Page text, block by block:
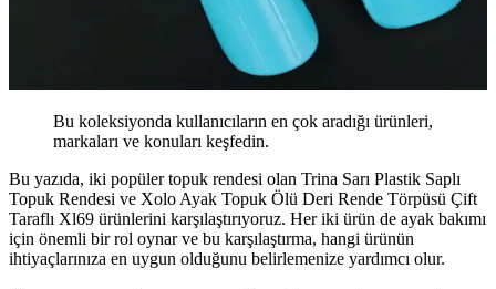
Bu koleksiyonda kullanıcıların en çok aradığı ürünleri,
markaları ve konuları keşfedin.
Bu yazıda, iki popüler topuk rendesi olan Trina Sarı Plastik Saplı
Topuk Rendesi ve Xolo Ayak Topuk Ölü Deri Rende Törpüsü Çift
Taraflı Xl69 ürünlerini karşılaştırıyoruz. Her iki ürün de ayak bakımı
için önemli bir rol oynar ve bu karşılaştırma, hangi ürünün
ihtiyaçlarınıza en uygun olduğunu belirlemenize yardımcı olur.